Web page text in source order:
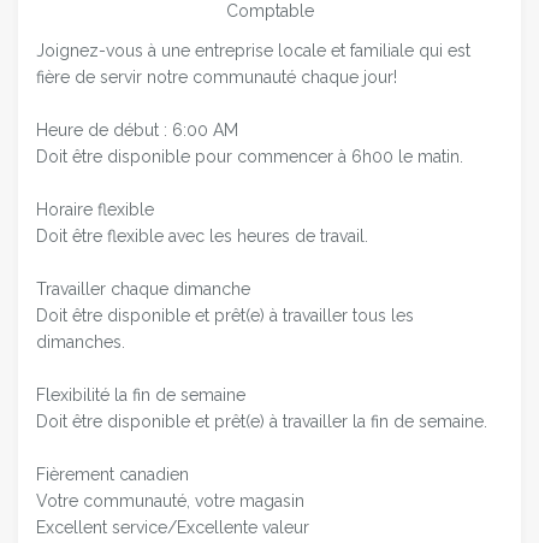
Comptable
Joignez-vous à une entreprise locale et familiale qui est
fière de servir notre communauté chaque jour!
Heure de début : 6:00 AM
Doit être disponible pour commencer à 6h00 le matin.
Horaire flexible
Doit être flexible avec les heures de travail.
Travailler chaque dimanche
Doit être disponible et prêt(e) à travailler tous les
dimanches.
Flexibilité la fin de semaine
Doit être disponible et prêt(e) à travailler la fin de semaine.
Fièrement canadien
Votre communauté, votre magasin
Excellent service/Excellente valeur